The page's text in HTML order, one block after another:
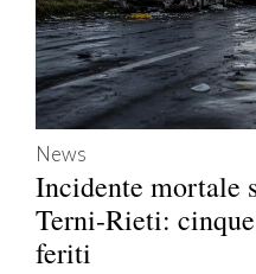
News
Incidente mortale
Terni-Rieti:
feriti